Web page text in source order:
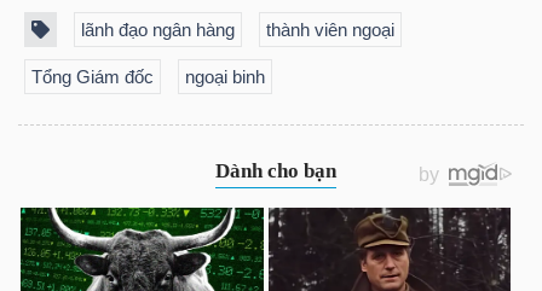
lãnh đạo ngân hàng thành viên ngoại
Tổng Giám đốc ngoại binh
Thuật
ngữ
Dịch
vụ